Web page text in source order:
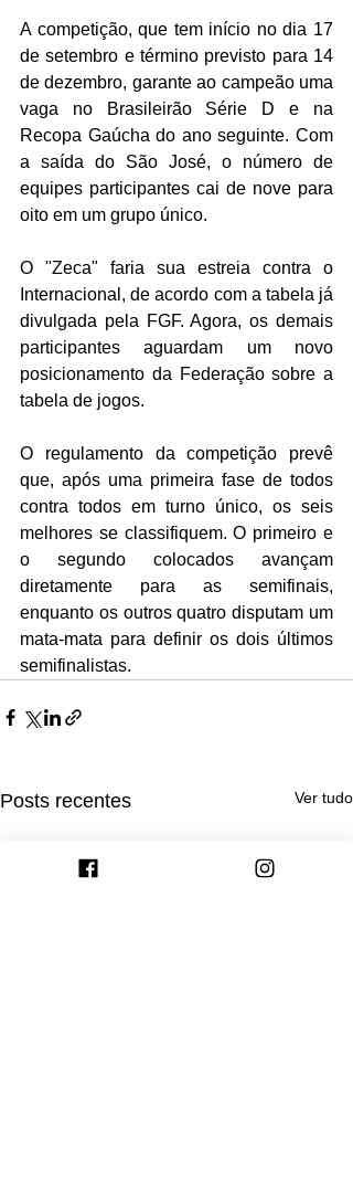
A competição, que tem início no dia 17
de setembro e término previsto para 14
de dezembro, garante ao campeão uma
vaga no Brasileirão Série D e na
Recopa Gaúcha do ano seguinte. Com
a saída do São José, o número de
equipes participantes cai de nove para
oito em um grupo único.
O "Zeca" faria sua estreia contra o
Internacional, de acordo com a tabela já
divulgada pela FGF. Agora, os demais
participantes aguardam um novo
posicionamento da Federação sobre a
tabela de jogos.
O regulamento da competição prevê
que, após uma primeira fase de todos
contra todos em turno único, os seis
melhores se classifiquem. O primeiro e
o segundo colocados avançam
diretamente para as semifinais,
enquanto os outros quatro disputam um
mata-mata para definir os dois últimos
semifinalistas.
Posts recentes Ver tudo